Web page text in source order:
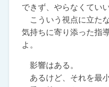
できず、やらなくてい
こういう視点に立た
気持ちに寄り添った指
よ。
影響はある。
あるけど、それを最